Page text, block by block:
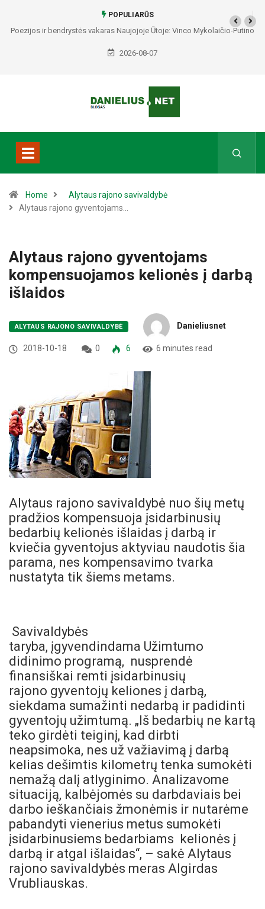
POPULIARŪS
Poezijos ir bendrystės vakaras Naujojoje Ūtoje: Vinco Mykolaičio-Putino
tėviškėje skambės eilės, dainos ir arbatos puodelių šiluma
2026-08-07
Home
Alytaus rajono savivaldybė
Alytaus rajono gyventojams…
Alytaus rajono gyventojams
kompensuojamos kelionės į darbą
išlaidos
ALYTAUS RAJONO SAVIVALDYBĖ Danieliusnet
2018-10-18 0 6 6 minutes read
Alytaus rajono savivaldybė nuo šių metų
pradžios kompensuoja įsidarbinusių
bedarbių kelionės išlaidas į darbą ir
kviečia gyventojus aktyviau naudotis šia
parama, nes kompensavimo tvarka
nustatyta tik šiems metams.
Savivaldybės
taryba, įgyvendindama Užimtumo
didinimo programą, nusprendė
finansiškai remti įsidarbinusių
rajono gyventojų keliones į darbą,
siekdama sumažinti nedarbą ir padidinti
gyventojų užimtumą. „Iš bedarbių ne kartą
teko girdėti teiginį, kad dirbti
neapsimoka, nes už važiavimą į darbą
kelias dešimtis kilometrų tenka sumokėti
nemažą dalį atlyginimo. Analizavome
situaciją, kalbėjomės su darbdaviais bei
darbo ieškančiais žmonėmis ir nutarėme
pabandyti vienerius metus sumokėti
įsidarbinusiems bedarbiams kelionės į
darbą ir atgal išlaidas“, – sakė Alytaus
rajono savivaldybės meras Algirdas
Vrubliauskas.